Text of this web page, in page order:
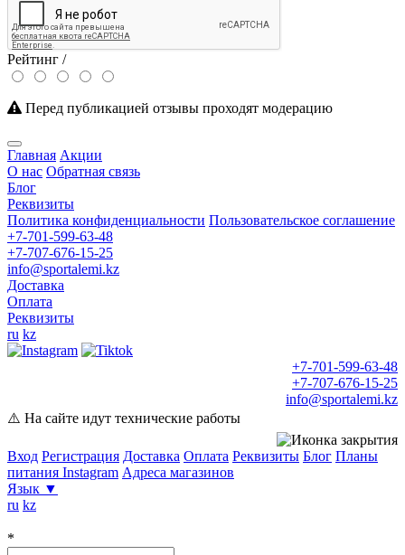
Рейтинг /
Перед публикацией отзывы проходят модерацию
Главная Акции
О нас Обратная связь
Блог
Реквизиты
Политика конфиденциальности Пользовательское соглашение
+7-701-599-63-48
+7-707-676-15-25
info@sportalemi.kz
Доставка
Оплата
Реквизиты
ru kz
+7-701-599-63-48
+7-707-676-15-25
info@sportalemi.kz
⚠️ На сайте идут технические работы
Вход Регистрация Доставка Оплата Реквизиты Блог Планы
питания Instagram Адреса магазинов
Язык ▼
ru kz
*